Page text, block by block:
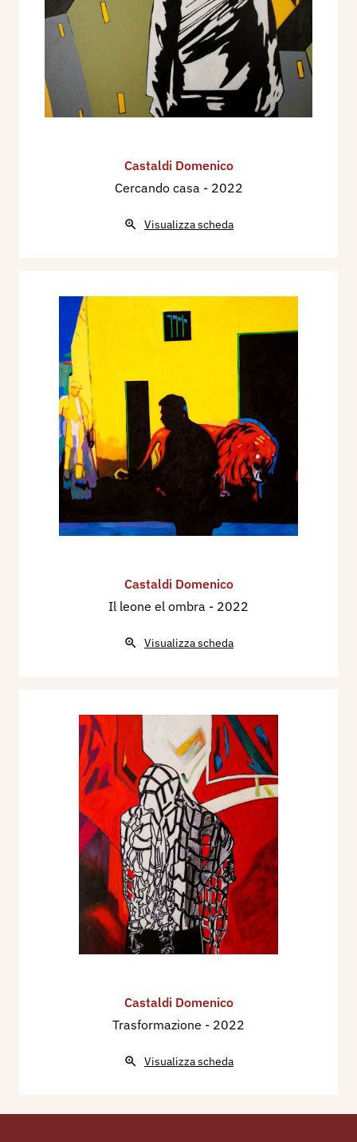
Castaldi Domenico
Cercando casa - 2022
Visualizza scheda
Castaldi Domenico
Il leone el ombra - 2022
Visualizza scheda
Castaldi Domenico
Trasformazione - 2022
Visualizza scheda